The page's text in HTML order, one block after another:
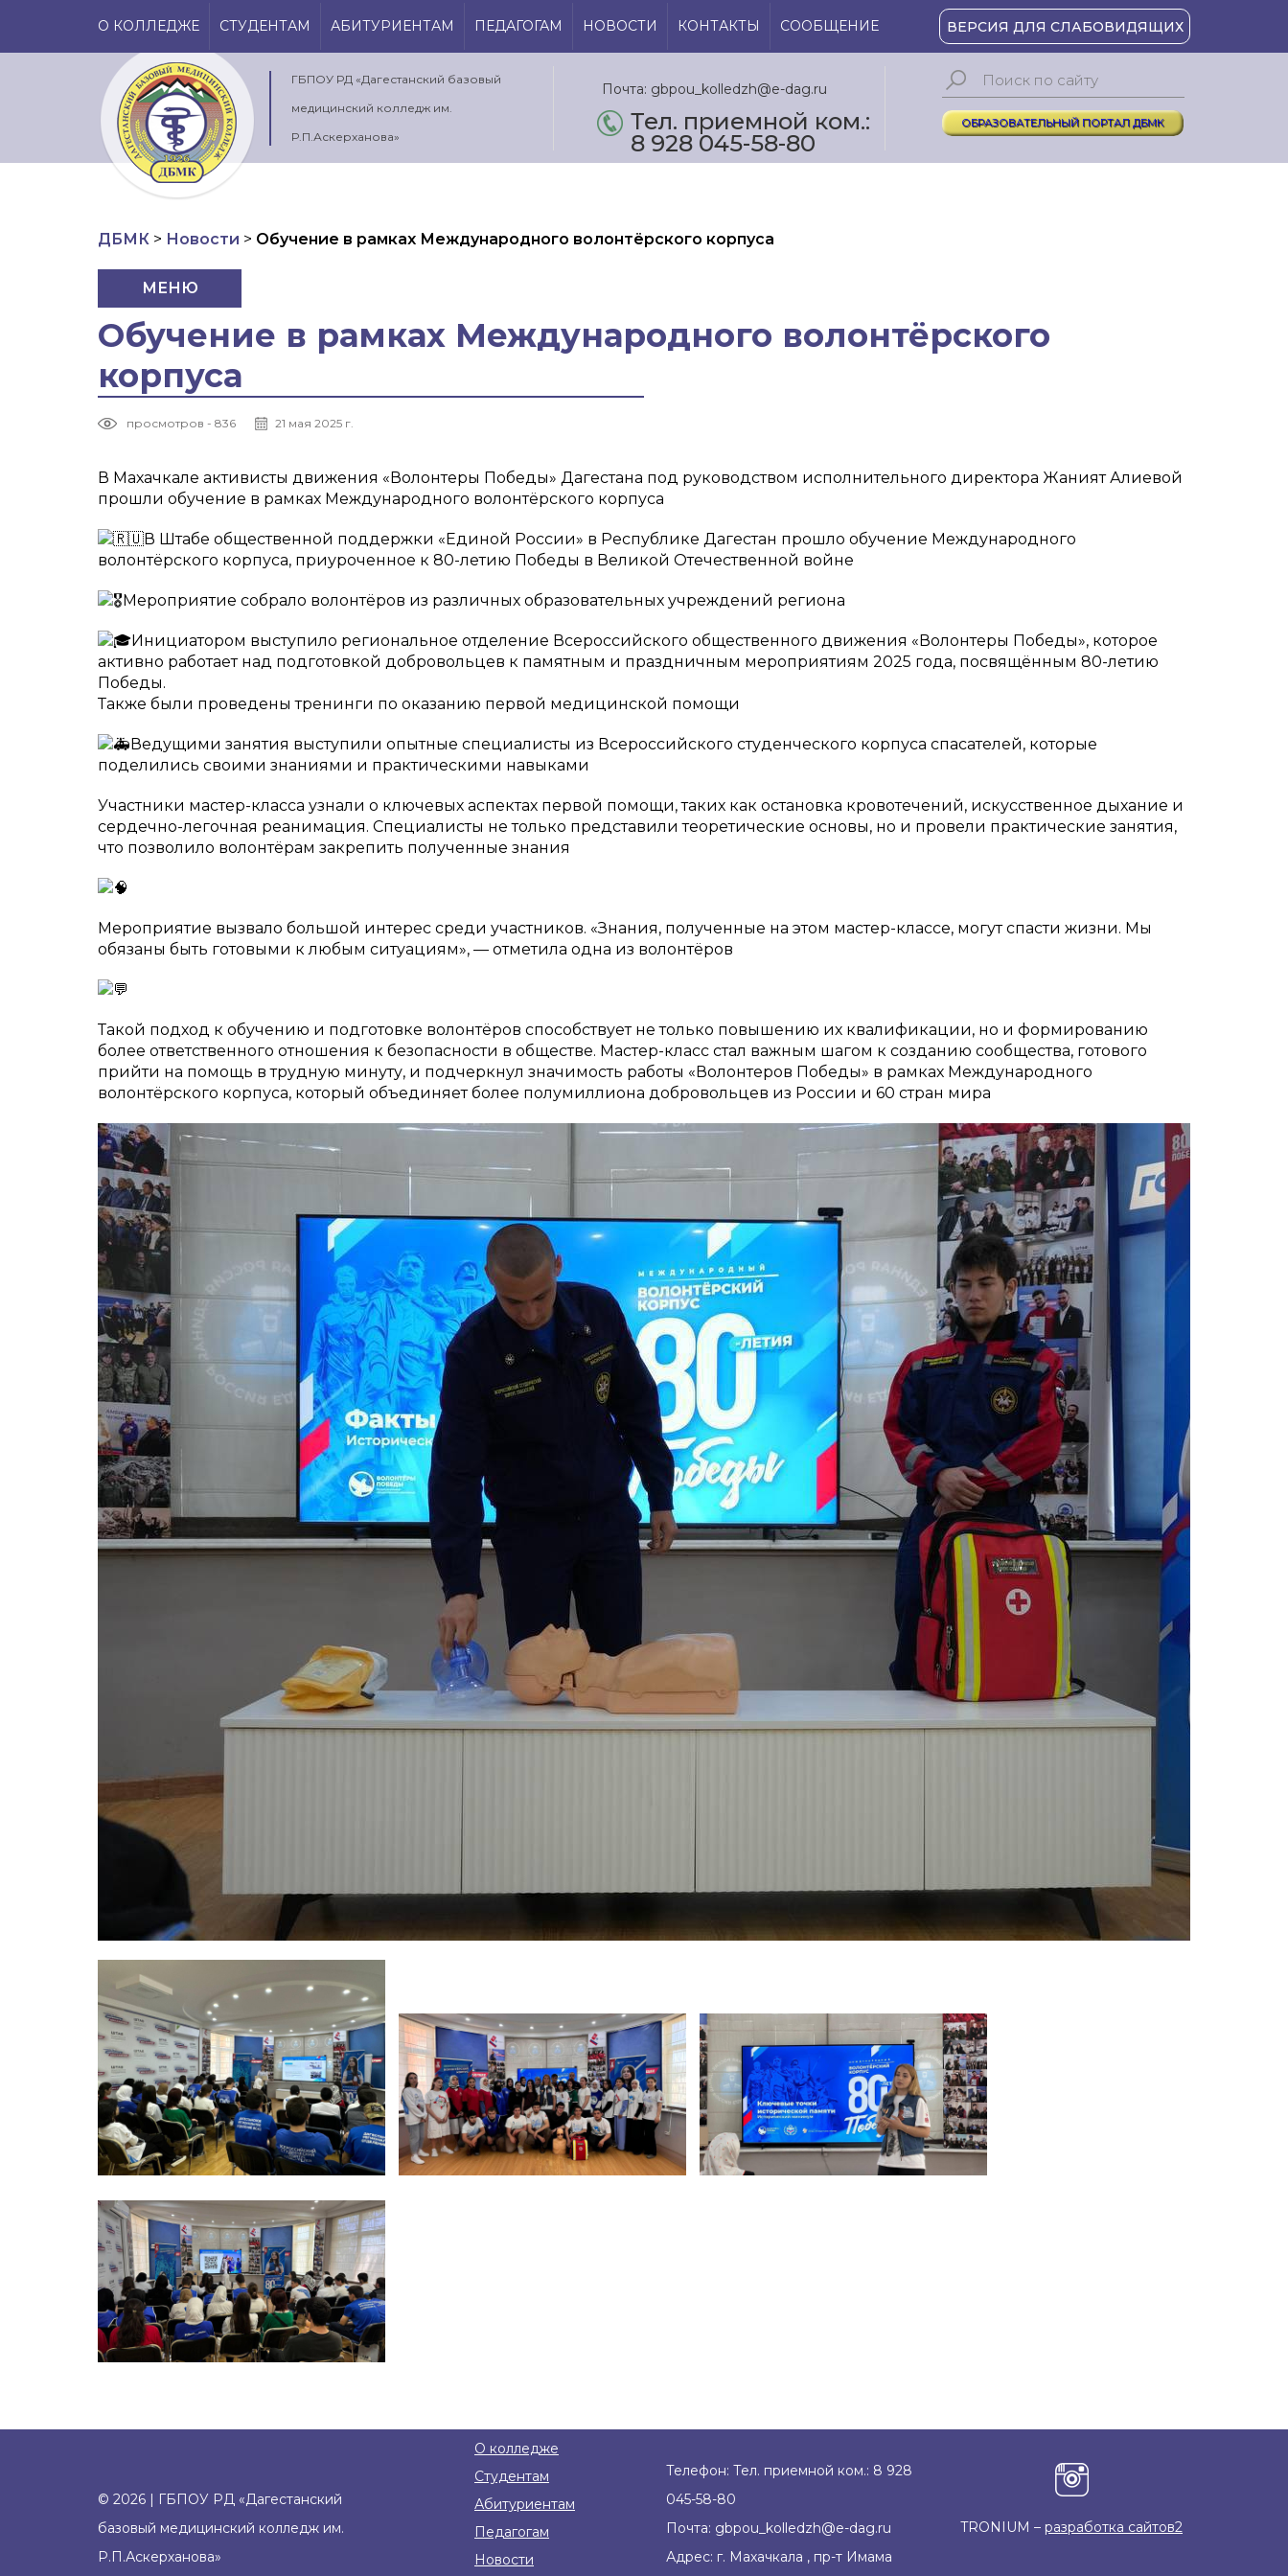
О КОЛЛЕДЖЕ СТУДЕНТАМ АБИТУРИЕНТАМ ПЕДАГОГАМ НОВОСТИ КОНТАКТЫ СООБЩЕНИЕ ВЕРСИЯ ДЛЯ СЛАБОВИДЯЩИХ
ГБПОУ РД «Дагестанский базовый
медицинский колледж им.
Р.П.Аскерханова»
Почта: gbpou_kolledzh@e-dag.ru
Тел. приемной ком.:
8 928 045-58-80
ОБРАЗОВАТЕЛЬНЫЙ ПОРТАЛ ДБМК
ДБМК > Новости > Обучение в рамках Международного волонтёрского корпуса
МЕНЮ
Обучение в рамках Международного волонтёрского
корпуса
просмотров - 836 21 мая 2025 г.
В Махачкале активисты движения «Волонтеры Победы» Дагестана под руководством исполнительного директора Жаният Алиевой
прошли обучение в рамках Международного волонтёрского корпуса
В Штабе общественной поддержки «Единой России» в Республике Дагестан прошло обучение Международного
волонтёрского корпуса, приуроченное к 80-летию Победы в Великой Отечественной войне
Мероприятие собрало волонтёров из различных образовательных учреждений региона
Инициатором выступило региональное отделение Всероссийского общественного движения «Волонтеры Победы», которое
активно работает над подготовкой добровольцев к памятным и праздничным мероприятиям 2025 года, посвящённым 80-летию
Победы.
Также были проведены тренинги по оказанию первой медицинской помощи
Ведущими занятия выступили опытные специалисты из Всероссийского студенческого корпуса спасателей, которые
поделились своими знаниями и практическими навыками
Участники мастер-класса узнали о ключевых аспектах первой помощи, таких как остановка кровотечений, искусственное дыхание и
сердечно-легочная реанимация. Специалисты не только представили теоретические основы, но и провели практические занятия,
что позволило волонтёрам закрепить полученные знания
Мероприятие вызвало большой интерес среди участников. «Знания, полученные на этом мастер-классе, могут спасти жизни. Мы
обязаны быть готовыми к любым ситуациям», — отметила одна из волонтёров
Такой подход к обучению и подготовке волонтёров способствует не только повышению их квалификации, но и формированию
более ответственного отношения к безопасности в обществе. Мастер-класс стал важным шагом к созданию сообщества, готового
прийти на помощь в трудную минуту, и подчеркнул значимость работы «Волонтеров Победы» в рамках Международного
волонтёрского корпуса, который объединяет более полумиллиона добровольцев из России и 60 стран мира
© 2026 | ГБПОУ РД «Дагестанский
базовый медицинский колледж им.
Р.П.Аскерханова»
О колледже
Студентам
Абитуриентам
Педагогам
Новости
Телефон: Тел. приемной ком.: 8 928
045-58-80
Почта: gbpou_kolledzh@e-dag.ru
Адрес: г. Махачкала , пр-т Имама
TRONIUM – разработка сайтов2